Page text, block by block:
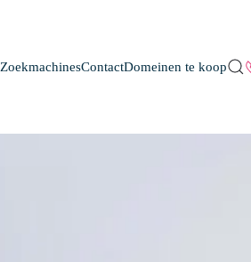
ZoekmachinesContactDomeinen te koop